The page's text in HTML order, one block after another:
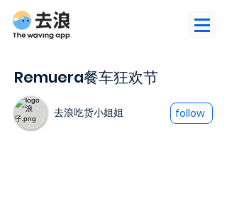
Remuera餐车狂欢节
去浪吃货小姐姐 follow